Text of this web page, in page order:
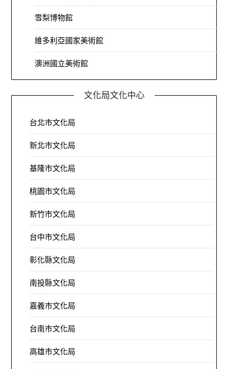
雪梨博物館
維多利亞國家美術館
澳洲國立美術館
文化局文化中心
台北市文化局
新北市文化局
基隆市文化局
桃園市文化局
新竹市文化局
台中市文化局
彰化縣文化局
南投縣文化局
嘉義市文化局
台南市文化局
高雄市文化局